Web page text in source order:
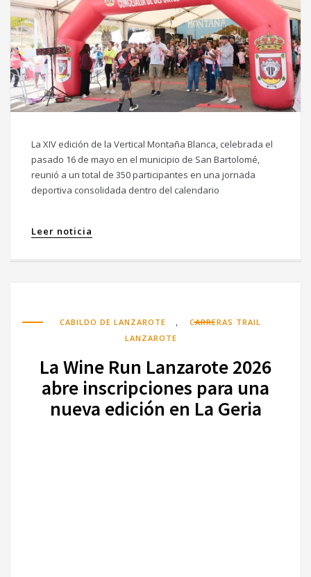
La XIV edición de la Vertical Montaña Blanca, celebrada el
pasado 16 de mayo en el municipio de San Bartolomé,
reunió a un total de 350 participantes en una jornada
deportiva consolidada dentro del calendario
Leer noticia
CABILDO DE LANZAROTE ,
CARRERAS TRAIL
LANZAROTE
La Wine Run Lanzarote 2026
abre inscripciones para una
nueva edición en La Geria